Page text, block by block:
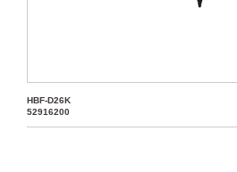
HBF-D26K
52916200